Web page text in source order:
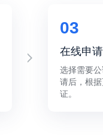
03
在线申请
选择需要
请后，根
证。